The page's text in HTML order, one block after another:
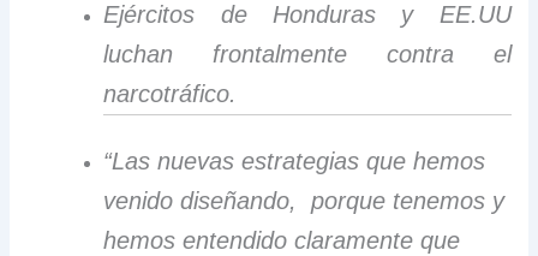
Ejércitos de Honduras y EE.UU
luchan frontalmente contra el
narcotráfico.
“Las nuevas estrategias que hemos
venido diseñando, porque tenemos y
hemos entendido claramente que